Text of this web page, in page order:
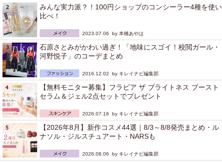
みんな実力派？！100円ショップのコンシーラー4種を使い
比べ！
2023.07.06 by 本橋あやは
石原さとみがかわい過ぎ！「地味にスゴイ！校閲ガール・
河野悦子」のコーデまとめ
2016.12.02 by キレイナビ編集部
【無料モニター募集】フラビア ザ ブライトネス ブースト
セラム＆ジェル2点セットでプレゼント
2026.07.16 by キレイナビ編集部
【2026年8月】新作コスメ44選｜8/3～8/8発売まとめ・ル
ナソル・ジルスチュアート・NARSも
2026.08.06 by キレイナビ編集部